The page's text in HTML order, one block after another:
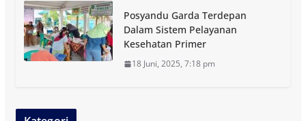
Posyandu Garda Terdepan
Dalam Sistem Pelayanan
Kesehatan Primer
18 Juni, 2025, 7:18 pm